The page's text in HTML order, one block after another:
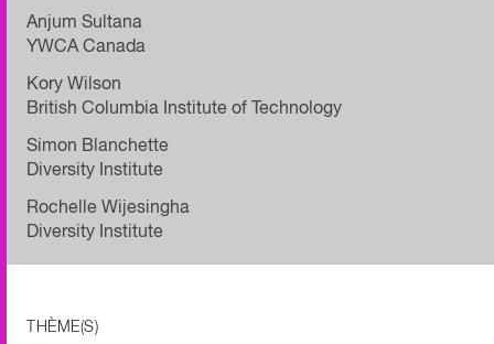
Anjum Sultana
YWCA Canada
Kory Wilson
British Columbia Institute of Technology
Simon Blanchette
Diversity Institute
Rochelle Wijesingha
Diversity Institute
THÈME(S)